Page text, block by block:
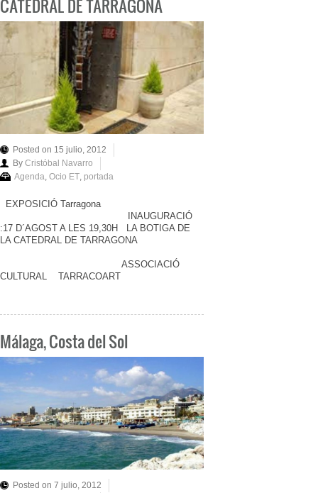
CATEDRAL DE TARRAGONA
Posted on 15 julio, 2012
By Cristóbal Navarro
Agenda, Ocio ET, portada
EXPOSICIÓ Tarragona
INAUGURACIÓ
:17 D´AGOST A LES 19,30H LA BOTIGA DE
LA CATEDRAL DE TARRAGONA
ASSOCIACIÓ
CULTURAL TARRACOART
Málaga, Costa del Sol
Posted on 7 julio, 2012